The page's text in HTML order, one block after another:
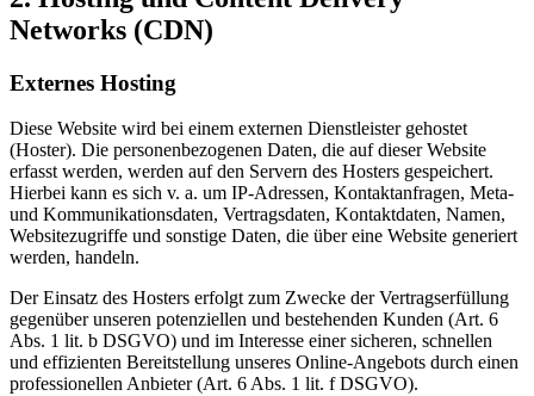
Networks (CDN)
Externes Hosting
Diese Website wird bei einem externen Dienstleister gehostet
(Hoster). Die personenbezogenen Daten, die auf dieser Website
erfasst werden, werden auf den Servern des Hosters gespeichert.
Hierbei kann es sich v. a. um IP-Adressen, Kontaktanfragen, Meta-
und Kommunikationsdaten, Vertragsdaten, Kontaktdaten, Namen,
Websitezugriffe und sonstige Daten, die über eine Website generiert
werden, handeln.
Der Einsatz des Hosters erfolgt zum Zwecke der Vertragserfüllung
gegenüber unseren potenziellen und bestehenden Kunden (Art. 6
Abs. 1 lit. b DSGVO) und im Interesse einer sicheren, schnellen
und effizienten Bereitstellung unseres Online-Angebots durch einen
professionellen Anbieter (Art. 6 Abs. 1 lit. f DSGVO).